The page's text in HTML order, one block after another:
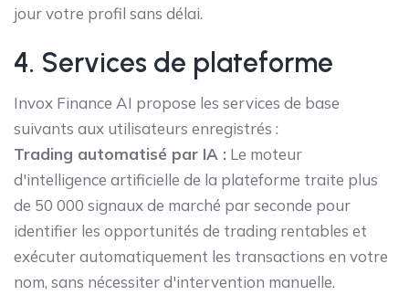
jour votre profil sans délai.
4. Services de plateforme
Invox Finance AI propose les services de base
suivants aux utilisateurs enregistrés :
Trading automatisé par IA : Le moteur
d'intelligence artificielle de la plateforme traite plus
de 50 000 signaux de marché par seconde pour
identifier les opportunités de trading rentables et
exécuter automatiquement les transactions en votre
nom, sans nécessiter d'intervention manuelle.